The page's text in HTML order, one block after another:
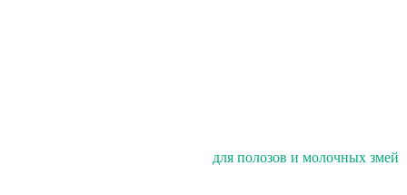
для полозов и молочных змей